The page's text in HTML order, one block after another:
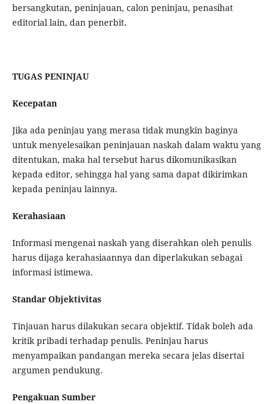
bersangkutan, peninjauan, calon peninjau, penasihat
editorial lain, dan penerbit.
TUGAS PENINJAU
Kecepatan
Jika ada peninjau yang merasa tidak mungkin baginya
untuk menyelesaikan peninjauan naskah dalam waktu yang
ditentukan, maka hal tersebut harus dikomunikasikan
kepada editor, sehingga hal yang sama dapat dikirimkan
kepada peninjau lainnya.
Kerahasiaan
Informasi mengenai naskah yang diserahkan oleh penulis
harus dijaga kerahasiaannya dan diperlakukan sebagai
informasi istimewa.
Standar Objektivitas
Tinjauan harus dilakukan secara objektif. Tidak boleh ada
kritik pribadi terhadap penulis. Peninjau harus
menyampaikan pandangan mereka secara jelas disertai
argumen pendukung.
Pengakuan Sumber